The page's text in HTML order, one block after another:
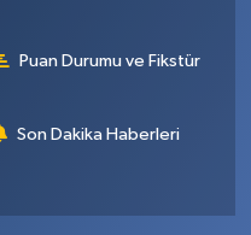
Puan Durumu ve Fikstür
Son Dakika Haberleri